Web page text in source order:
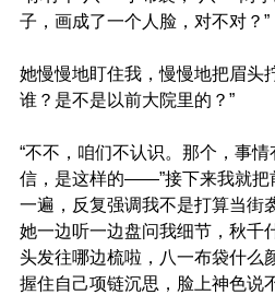
子，画成了一个人脸，对不对？”
她慢慢地盯住我，慢慢地把眉头
谁？是不是以前大院里的？”
“不不，咱们不认识。那个，事
信，是这样的——”接下来我就把
一遍，反复强调我不是打算当街
她一边听一边盘问我细节，秋千
头发往哪边梳啦，八一布袋什么
握住自己项链沉思，脸上神色说